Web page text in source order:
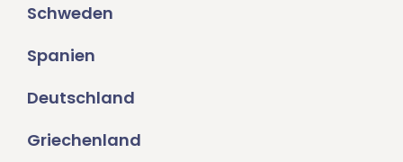
Schweden
Spanien
Deutschland
Griechenland